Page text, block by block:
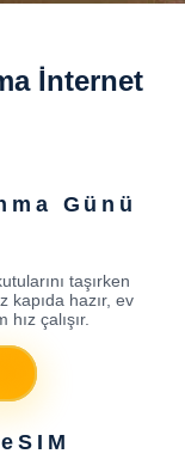
İnternet
Günü
taşırken
kapıda hazır, ev
çalışır.